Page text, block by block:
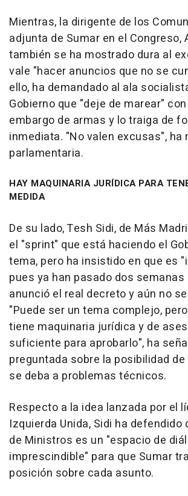
Mientras, la dirigente de los
adjunta de Sumar en el Congreso,
también se ha mostrado dura al
vale "hacer anuncios que no se
ello, ha demandado al ala
Gobierno que "deje de marear"
embargo de armas y lo traiga de
inmediata. "No valen excusas", ha
parlamentaria.
HAY MAQUINARIA JURÍDICA PARA
MEDIDA
De su lado, Tesh Sidi, de Más
el "sprint" que está haciendo el
tema, pero ha insistido en que es
pues ya han pasado dos semanas
anunció el real decreto y aún no
"Puede ser un tema complejo,
tiene maquinaria jurídica y de
suficiente para aprobarlo", ha
preguntada sobre la posibilidad
se deba a problemas técnicos.
Respecto a la idea lanzada por el
Izquierda Unida, Sidi ha defendido
de Ministros es un "espacio de
imprescindible" para que Sumar
posición sobre cada asunto.